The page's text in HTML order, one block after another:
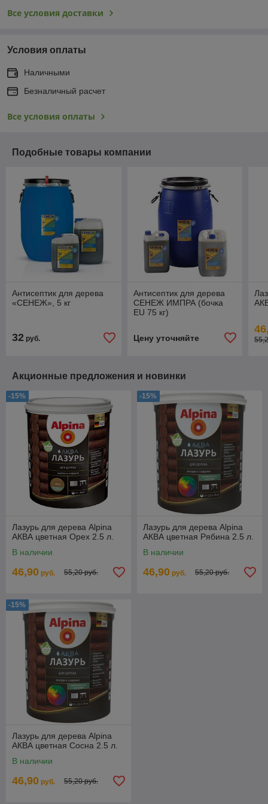
Все условия доставки
Условия оплаты
Наличными
Безналичный расчет
Все условия оплаты
Подобные товары компании
Антисептик для дерева
«СЕНЕЖ», 5 кг
32 руб.
Антисептик для дерева
СЕНЕЖ ИМПРА (бочка
EU 75 кг)
Цену уточняйте
Акционные предложения и новинки
-15%
Лазурь для дерева Alpina
АКВА цветная Орех 2.5 л.
В наличии
46,90 руб. 55,20 руб.
-15%
Лазурь для дерева Alpina
АКВА цветная Рябина 2.5 л.
В наличии
46,90 руб. 55,20 руб.
-15%
Лазурь для дерева Alpina
АКВА цветная Сосна 2.5 л.
В наличии
46,90 руб. 55,20 руб.